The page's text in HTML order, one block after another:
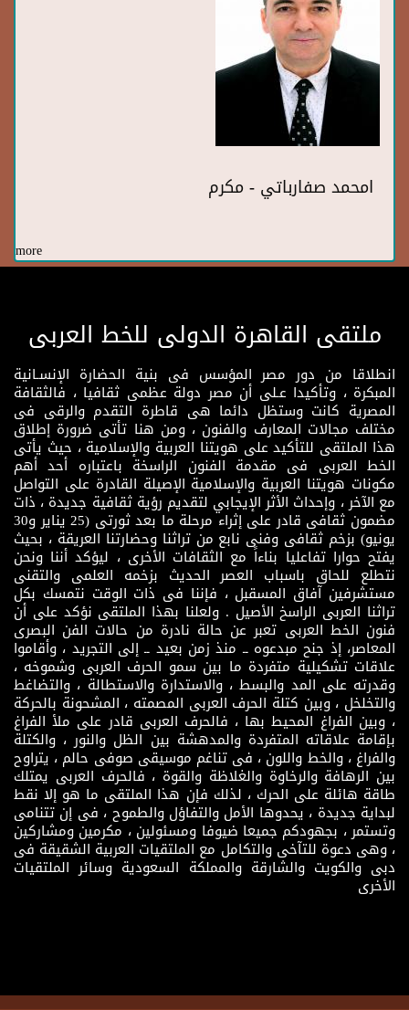
امحمد صفارباتي - مكرم
more
ملتقى القاهرة الدولى للخط العربى
انطلاقا من دور مصر المؤسس فى بنية الحضارة الإنسـانية
المبكرة ، وتأكيدا عـلى أن مصر دولة عظمى ثقافيا ، فالثقافة
المصرية كانت وستظل دائما هى قاطرة التقدم والرقى فى
مختلف مجالات المعارف والفنون ، ومن هنا تأتى ضرورة إطلاق
هذا الملتقى للتأكيد على هويتنا العربية والإسلامية ، حيث يأتى
الخط العربى فى مقدمة الفنون الراسخة باعتباره أحد أهم
مكونات هويتنا العربية والإسلامية الإصيلة القادرة على التواصل
مع الآخر ، وإحداث الأثر الإيجابي لتقديم رؤية ثقافية جديدة ، ذات
مضمون ثقافى قادر على إثراء مرحلة ما بعد ثورتى (25 يناير و30
يونيو) بزخم ثقافى وفنى نابع من تراثنا وحضارتنا العريقة ، بحيث
يفتح حوارا تفاعليا بناءاً مع الثقافات الأخرى ، ليؤكد أننا ونحن
نتطلع للحاق باسباب العصر الحديث بزخمه العلمى والتقنى
مستشرفين آفاق المسقبل ، فإننا فى ذات الوقت نتمسك بكل
تراثنا العربى الراسخ الأصيل . ولعلنا بهذا الملتقى نؤكد على أن
فنون الخط العربى تعبر عن حالة نادرة من حالات الفن البصرى
المعاصر، إذ جنح مبدعوه ــ منذ زمن بعيد ــ إلى التجريد ، وأقاموا
علاقات تشكيلية متفردة ما بين سمو الحرف العربى وشموخه ،
وقدرته على المد والبسط ، والاستدارة والاستطالة ، والتضاغط
والتخلخل ، وبين كتلة الحرف العربى المصمته ، المشحونة بالحركة
، وبين الفراغ المحيط بها ، فالحرف العربى قادر على ملأ الفراغ
بإقامة علاقاته المتفردة والمدهشة بين الظل والنور ، والكتلة
والفراغ ، والخط واللون ، فى تناغم موسيقى صوفى حالم ، يتراوح
بين الرهافة والرخاوة والغلاظة والقوة ، فالحرف العربى يمتلك
طاقة هائلة على الحرك ، لذلك فإن هذا الملتقى ما هو إلا نقط
لبداية جديدة ، يحدوها الأمل والتفاؤل والطموح ، فى إن تتنامى
وتستمر ، بجهودكم جميعا ضيوفا ومسئولين ، مكرمين ومشاركين
، وهى دعوة للتآخى والتكامل مع الملتقيات العربية الشقيقة فى
دبى والكويت والشارقة والمملكة السعودية وسائر الملتقيات
الأخرى